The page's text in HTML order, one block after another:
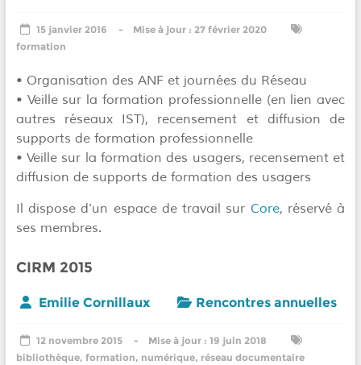
15 janvier 2016
27 février 2020
formation
• Organisation des ANF et journées du Réseau
• Veille sur la formation professionnelle (en lien avec
autres réseaux IST), recensement et diffusion de
supports de formation professionnelle
• Veille sur la formation des usagers, recensement et
diffusion de supports de formation des usagers
Il dispose d’un espace de travail sur Core, réservé à
ses membres.
CIRM 2015
Emilie Cornillaux Rencontres annuelles
12 novembre 2015
19 juin 2018
bibliothèque, formation, numérique, réseau documentaire